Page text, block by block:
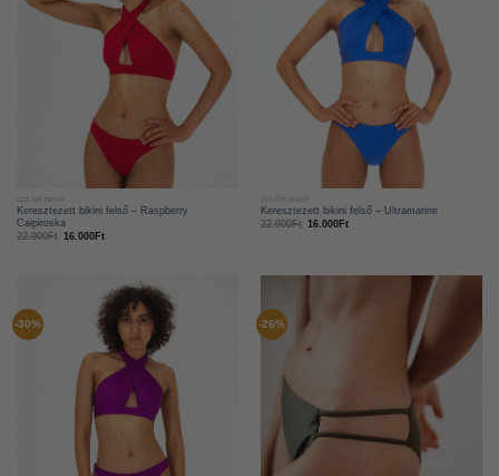
Keresztezett bikini felső – Raspberry
Caipiroska
22.900Ft 16.000 Ft
Keresztezett bikini felső – Ultramarine
22.900Ft 16.000 Ft
-30% -26%